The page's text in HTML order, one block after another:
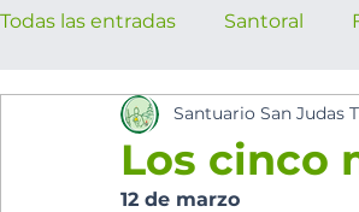
Todas las entradas Santoral
los cinco minutos del espíritu
Los cinco
Santuario San Judas
12 de marzo